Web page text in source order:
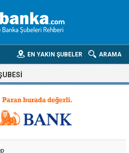
ARAMA
EN YAKIN ŞUBELER